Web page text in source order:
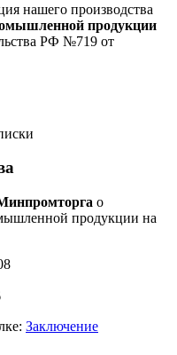
нашего производства
продукции
РФ №719 от
о
продукции на
Заключение